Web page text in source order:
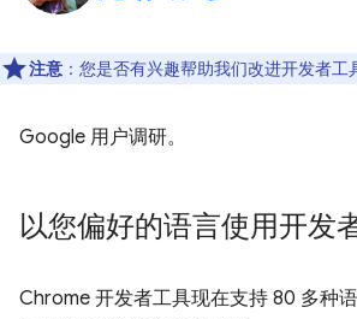
注意 ：您是否有兴趣帮助我们改进开发者工
Google 用户调研。
以您偏好的语言使用开发
Chrome 开发者工具现在支持 80 多种